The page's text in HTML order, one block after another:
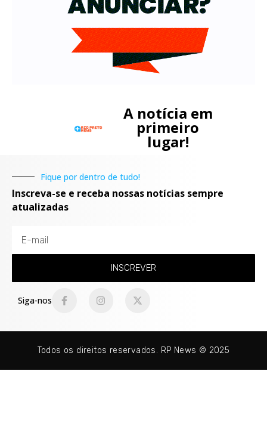
A notícia em
primeiro
lugar!
Fique por dentro de tudo!
Inscreva-se e receba nossas notícias sempre
atualizadas
INSCREVER
Siga-nos
Todos os direitos reservados. RP News © 2025